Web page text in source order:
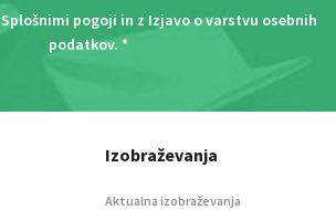
Splošnimi pogoji in z Izjavo o varstvu osebnih
podatkov. *
Izobraževanja
Aktualna izobraževanja